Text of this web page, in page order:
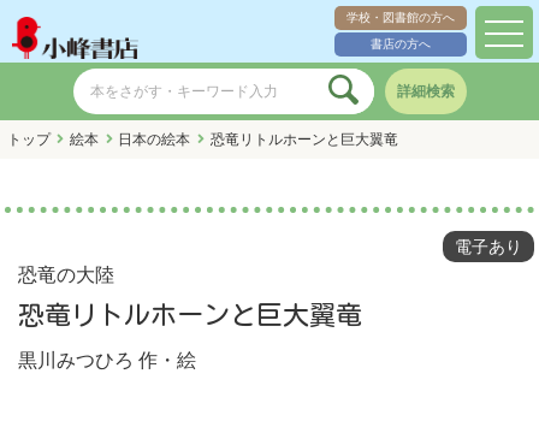
学校・図書館の方へ
書店の方へ
詳細検索
トップ 絵本 日本の絵本 恐竜リトルホーンと巨大翼竜
電子あり
恐竜の大陸
恐竜リトルホーンと巨大翼竜
黒川みつひろ 作・絵